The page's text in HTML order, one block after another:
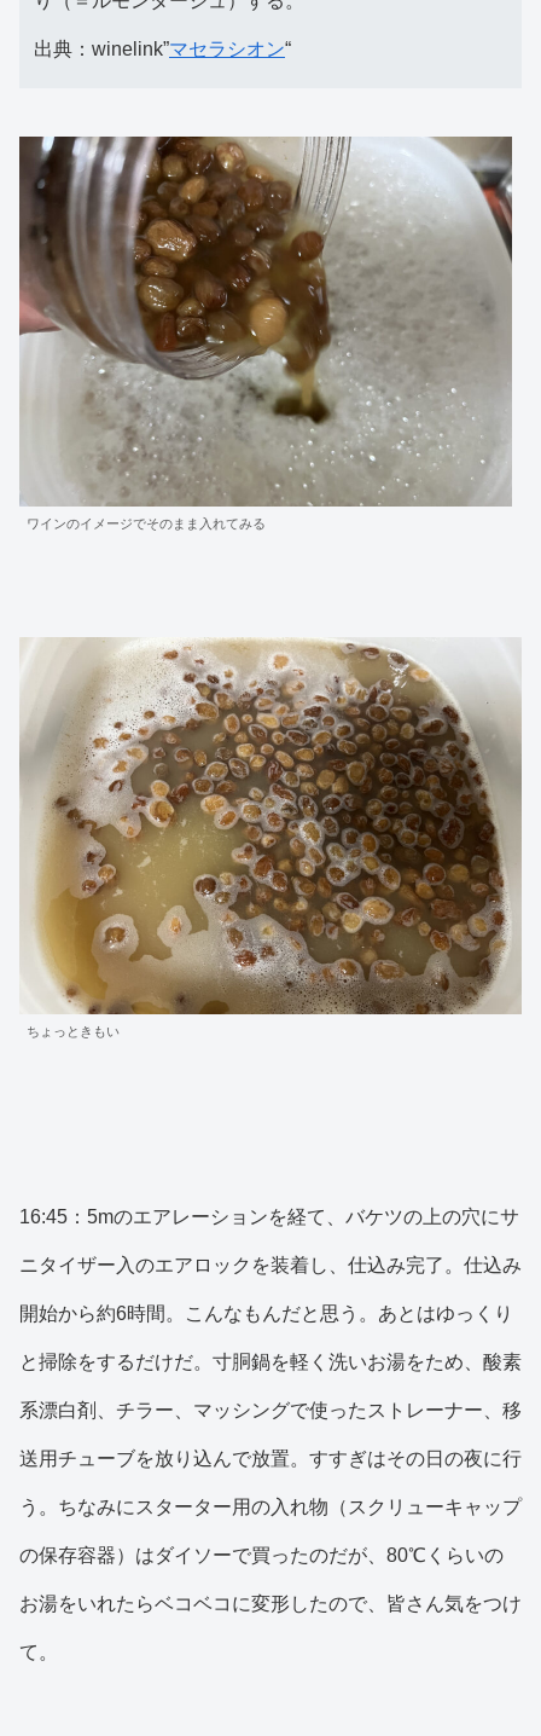
出典：winelink”マセラシオン“
ワインのイメージでそのまま入れてみる
ちょっときもい
16:45：5mのエアレーションを経て、バケツの上の穴にサ
ニタイザー入のエアロックを装着し、仕込み完了。仕込み
開始から約6時間。こんなもんだと思う。あとはゆっくり
と掃除をするだけだ。寸胴鍋を軽く洗いお湯をため、酸素
系漂白剤、チラー、マッシングで使ったストレーナー、移
送用チューブを放り込んで放置。すすぎはその日の夜に行
う。ちなみにスターター用の入れ物（スクリューキャップ
の保存容器）はダイソーで買ったのだが、80℃くらいの
お湯をいれたらベコベコに変形したので、皆さん気をつけ
て。